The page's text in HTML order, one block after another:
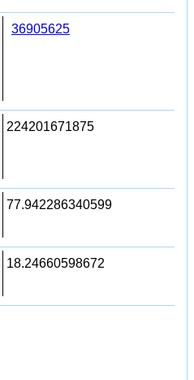
36905625
224201671875
77.942286340599
18.24660598672